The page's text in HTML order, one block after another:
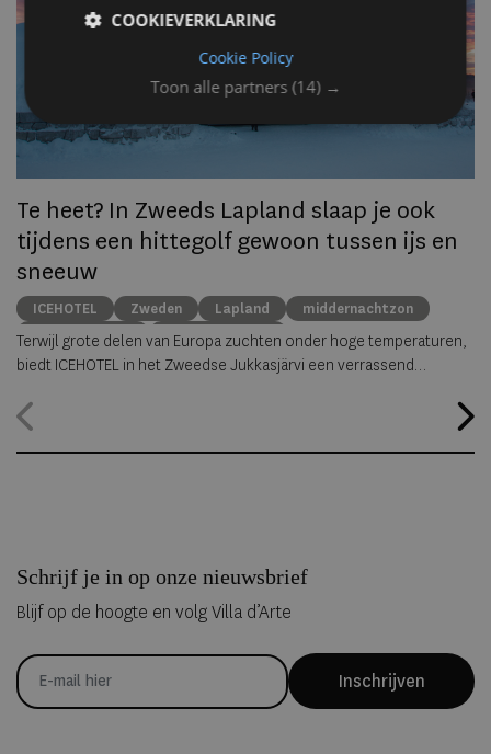
Te heet? In Zweeds Lapland slaap je ook
tijdens een hittegolf gewoon tussen ijs en
sneeuw
ICEHOTEL Zweden Lapland
middernachtzon
summer travel
Arctische reizen
Terwijl grote delen van Europa zuchten onder hoge temperaturen,
biedt ICEHOTEL in het Zweedse Jukkasjärvi een verrassend
hele jaar geopend, waardoor gasten zelfs midden in de zomer
Schrijf je in op onze nieuwsbrief
Blijf op de hoogte en volg Villa d’Arte
Inschrijven
Toon alle partners (14) →
COOKIEVERKLARING
Cookie Policy